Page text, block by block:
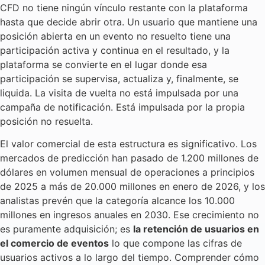
CFD no tiene ningún vínculo restante con la plataforma
hasta que decide abrir otra. Un usuario que mantiene una
posición abierta en un evento no resuelto tiene una
participación activa y continua en el resultado, y la
plataforma se convierte en el lugar donde esa
participación se supervisa, actualiza y, finalmente, se
liquida. La visita de vuelta no está impulsada por una
campaña de notificación. Está impulsada por la propia
posición no resuelta.
El valor comercial de esta estructura es significativo. Los
mercados de predicción han pasado de 1.200 millones de
dólares en volumen mensual de operaciones a principios
de 2025 a más de 20.000 millones en enero de 2026, y los
analistas prevén que la categoría alcance los 10.000
millones en ingresos anuales en 2030. Ese crecimiento no
es puramente adquisición; es la retención de usuarios en
el comercio de eventos lo que compone las cifras de
usuarios activos a lo largo del tiempo. Comprender cómo